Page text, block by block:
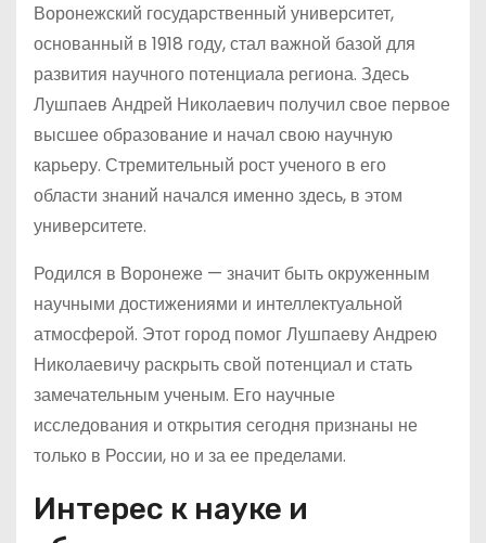
Воронежский государственный университет,
основанный в 1918 году, стал важной базой для
развития научного потенциала региона. Здесь
Лушпаев Андрей Николаевич получил свое первое
высшее образование и начал свою научную
карьеру. Стремительный рост ученого в его
области знаний начался именно здесь, в этом
университете.
Родился в Воронеже — значит быть окруженным
научными достижениями и интеллектуальной
атмосферой. Этот город помог Лушпаеву Андрею
Николаевичу раскрыть свой потенциал и стать
замечательным ученым. Его научные
исследования и открытия сегодня признаны не
только в России, но и за ее пределами.
Интерес к науке и